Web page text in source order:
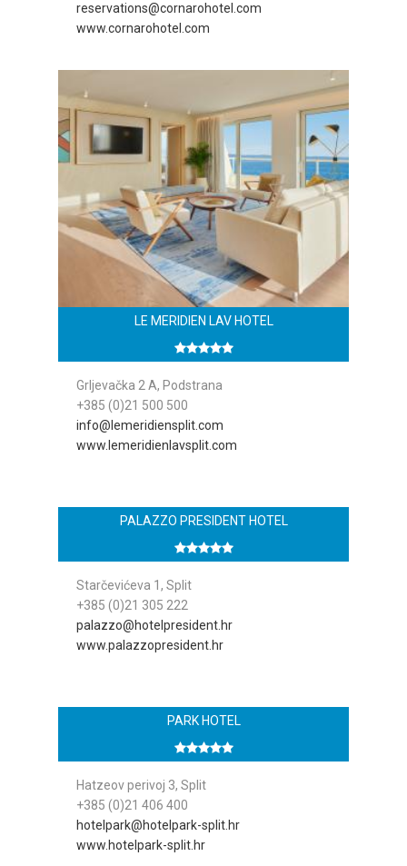
reservations@cornarohotel.com
www.cornarohotel.com
LE MERIDIEN LAV HOTEL
Grljevačka 2 A, Podstrana
+385 (0)21 500 500
info@lemeridiensplit.com
www.lemeridienlavsplit.com
PALAZZO PRESIDENT HOTEL
Starčevićeva 1, Split
+385 (0)21 305 222
palazzo@hotelpresident.hr
www.palazzopresident.hr
PARK HOTEL
Hatzeov perivoj 3, Split
+385 (0)21 406 400
hotelpark@hotelpark-split.hr
www.hotelpark-split.hr